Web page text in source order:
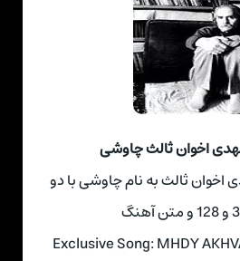
اخوان ثالث چاوشی
اخوان ثالث به نام چاوشی با دو
Exclusive Song: MHDY